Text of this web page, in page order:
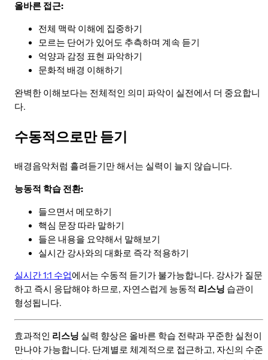
올바른 접근:
전체 맥락 이해에 집중하기
모르는 단어가 있어도 추측하며 계속 듣기
억양과 감정 표현 파악하기
문화적 배경 이해하기
완벽한 이해보다는 전체적인 의미 파악이 실전에서 더 중요합니
다.
수동적으로만 듣기
배경음악처럼 흘려듣기만 해서는 실력이 늘지 않습니다.
능동적 학습 전환:
들으면서 메모하기
핵심 문장 따라 말하기
들은 내용을 요약해서 말해보기
실시간 강사와의 대화로 즉각 적용하기
실시간 1:1 수업에서는 수동적 듣기가 불가능합니다. 강사가 질문
하고 즉시 응답해야 하므로, 자연스럽게 능동적 리스닝 습관이
형성됩니다.
효과적인 리스닝 실력 향상은 올바른 학습 전략과 꾸준한 실천이
만나야 가능합니다. 단계별로 체계적으로 접근하고, 자신의 수준